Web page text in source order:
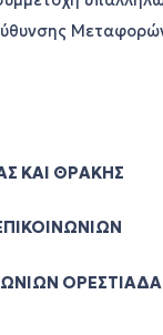
ΚΑΙ ΘΡΑΚΗΣ